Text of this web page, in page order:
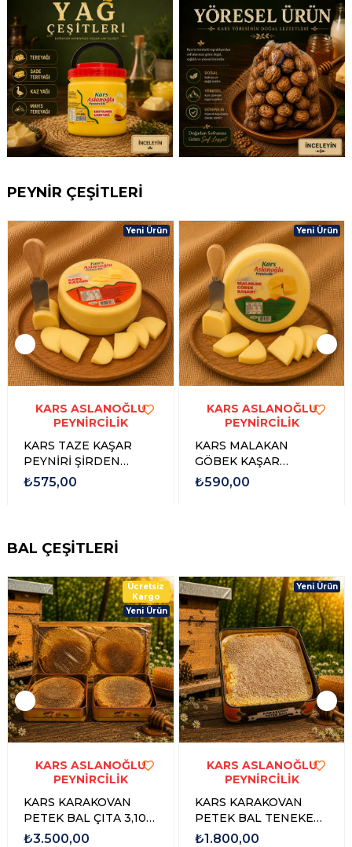
PEYNİR ÇEŞİTLERİ
KARS ASLANOĞLU
PEYNİRCİLİK
KARS TAZE KAŞAR
PEYNİRİ ŞİRDEN
MAYALI
₺575,00
Yeni Ürün
KARS ASLANOĞLU
PEYNİRCİLİK
KARS MALAKAN
GÖBEK KAŞAR
PEYNİRİ ŞİRDEN
MAYALI 1 KG
₺590,00
Yeni Ürün
BAL ÇEŞİTLERİ
KARS ASLANOĞLU
PEYNİRCİLİK
KARS KARAKOVAN
PETEK BAL ÇITA 3,100
gr - 3,500 gr
₺3.500,00
Ücretsiz
Kargo
Yeni Ürün
KARS ASLANOĞLU
PEYNİRCİLİK
KARS KARAKOVAN
PETEK BAL TENEKE
1,500 GR - 1,750 GR
₺1.800,00
Yeni Ürün